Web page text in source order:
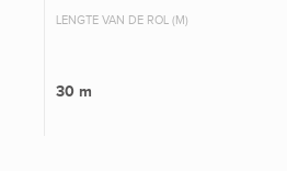
LENGTE VAN DE ROL (M)
30 m